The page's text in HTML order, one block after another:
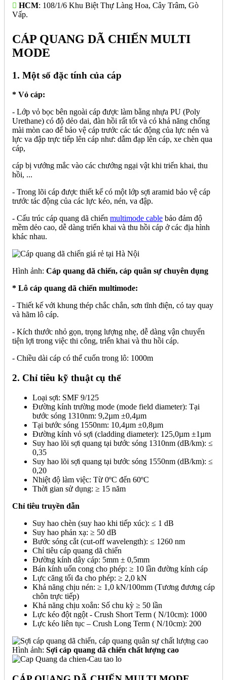
HCM: 108/1/6 Khu Biệt Thự Làng Hoa, Cây Trâm, Gò
Vấp.
CÁP QUANG DÃ CHIẾN MULTI
MODE
1. Một số đặc tính của cáp
* Vỏ cáp:
- Lớp vỏ bọc bên ngoài cáp được làm bằng nhựa PU (Poly
Urethane) có độ dẻo dai, đàn hồi rất tốt và có khả năng chống
mài mòn cao để bảo vệ cáp trước các tác động của lực nén và
lực va đập trực tiếp lên cáp như: dẫm đạp lên cáp, xe chèn qua
cáp,
cáp bị vướng mắc vào các chướng ngại vật khi triển khai, thu
hồi, ...
- Trong lõi cáp được thiết kế có một lớp sợi aramid bảo vệ cáp
trước tác động của các lực kéo, nén, va đập.
- Cấu trúc cáp quang dã chiến multimode cable bảo đảm độ
mềm dẻo cao, dễ dàng triển khai và thu hồi cáp ở các địa hình
khác nhau.
Hình ảnh: Cáp quang dã chiến, cáp quân sự chuyên dụng
* Lô cáp quang dã chiến multimode:
- Thiết kế với khung thép chắc chắn, sơn tĩnh điện, có tay quay
và hãm lô cáp.
- Kích thước nhỏ gọn, trọng lượng nhẹ, dễ dàng vận chuyển
tiện lợi trong việc thi công, triển khai và thu hồi cáp.
- Chiều dài cáp có thể cuốn trong lô: 1000m
2. Chỉ tiêu kỹ thuật cụ thể
Loại sợi: SMF 9/125
Đường kính trường mode (mode field diameter): Tại
bước sóng 1310nm: 9,2µm ±0,4µm
Tại bước sóng 1550nm: 10,4µm ±0,8µm
Đường kính vỏ sợi (cladding diameter): 125,0µm ±1µm
Suy hao lõi sợi quang tại bước sóng 1310nm (dB/km): ≤
0,35
Suy hao lõi sợi quang tại bước sóng 1550nm (dB/km): ≤
0,20
Nhiệt độ làm việc: Từ 0ºC đến 60ºC
Thời gian sử dụng: ≥ 15 năm
Chỉ tiêu truyền dẫn
Suy hao chèn (suy hao khi tiếp xúc): ≤ 1 dB
Suy hao phản xạ: ≥ 50 dB
Bước sóng cắt (cut-off wavelength): ≤ 1260 nm
Chỉ tiêu cáp quang dã chiến
Đường kính dây cáp: 5mm ± 0,5mm
Bán kính uốn cong cho phép: ≥ 10 lần đường kính cáp
Lực căng tối đa cho phép: ≥ 2,0 kN
Khả năng chịu nén: ≥ 1,0 kN/100mm (Tương đương cáp
chôn trực tiếp)
Khả năng chịu xoắn: Số chu kỳ ≥ 50 lần
Lực kéo đột ngột - Crush Short Term ( N/10cm): 1000
Lực kéo liên tục – Crush Long Term ( N/10cm): 200
Hình ảnh: Sợi cáp quang dã chiến chất lượng cao